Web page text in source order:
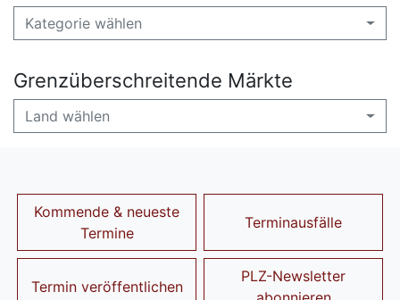
Kategorie wählen
Grenzüberschreitende Märkte
Land wählen
Kommende & neueste
Termine
Terminausfälle
Termin veröffentlichen
PLZ-Newsletter